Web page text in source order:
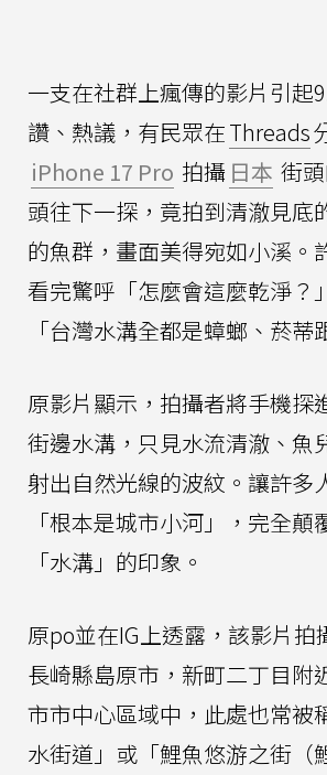
一支在社群上瘋傳的影片引起
讚、熱議，有民眾在Threads
iPhone 17 Pro 拍攝 日本 街
頭往下一探，竟拍到清澈見底
的魚群，畫面美得宛如小溪。
看完驚呼「怎麼會這麼乾淨？
「台灣水溝全都是蟑螂、菸蒂
原影片顯示，拍攝者將手機探
街邊水溝，只見水流清澈、魚
射出自然光線的波紋。讓許多
「根本是城市小河」，完全顛
「水溝」的印象。
原po並在IG上透露，該影片拍
長崎縣島原市，新町二丁目附
市市中心區域中，此處也常被
水街道」或「鯉魚悠游之街（